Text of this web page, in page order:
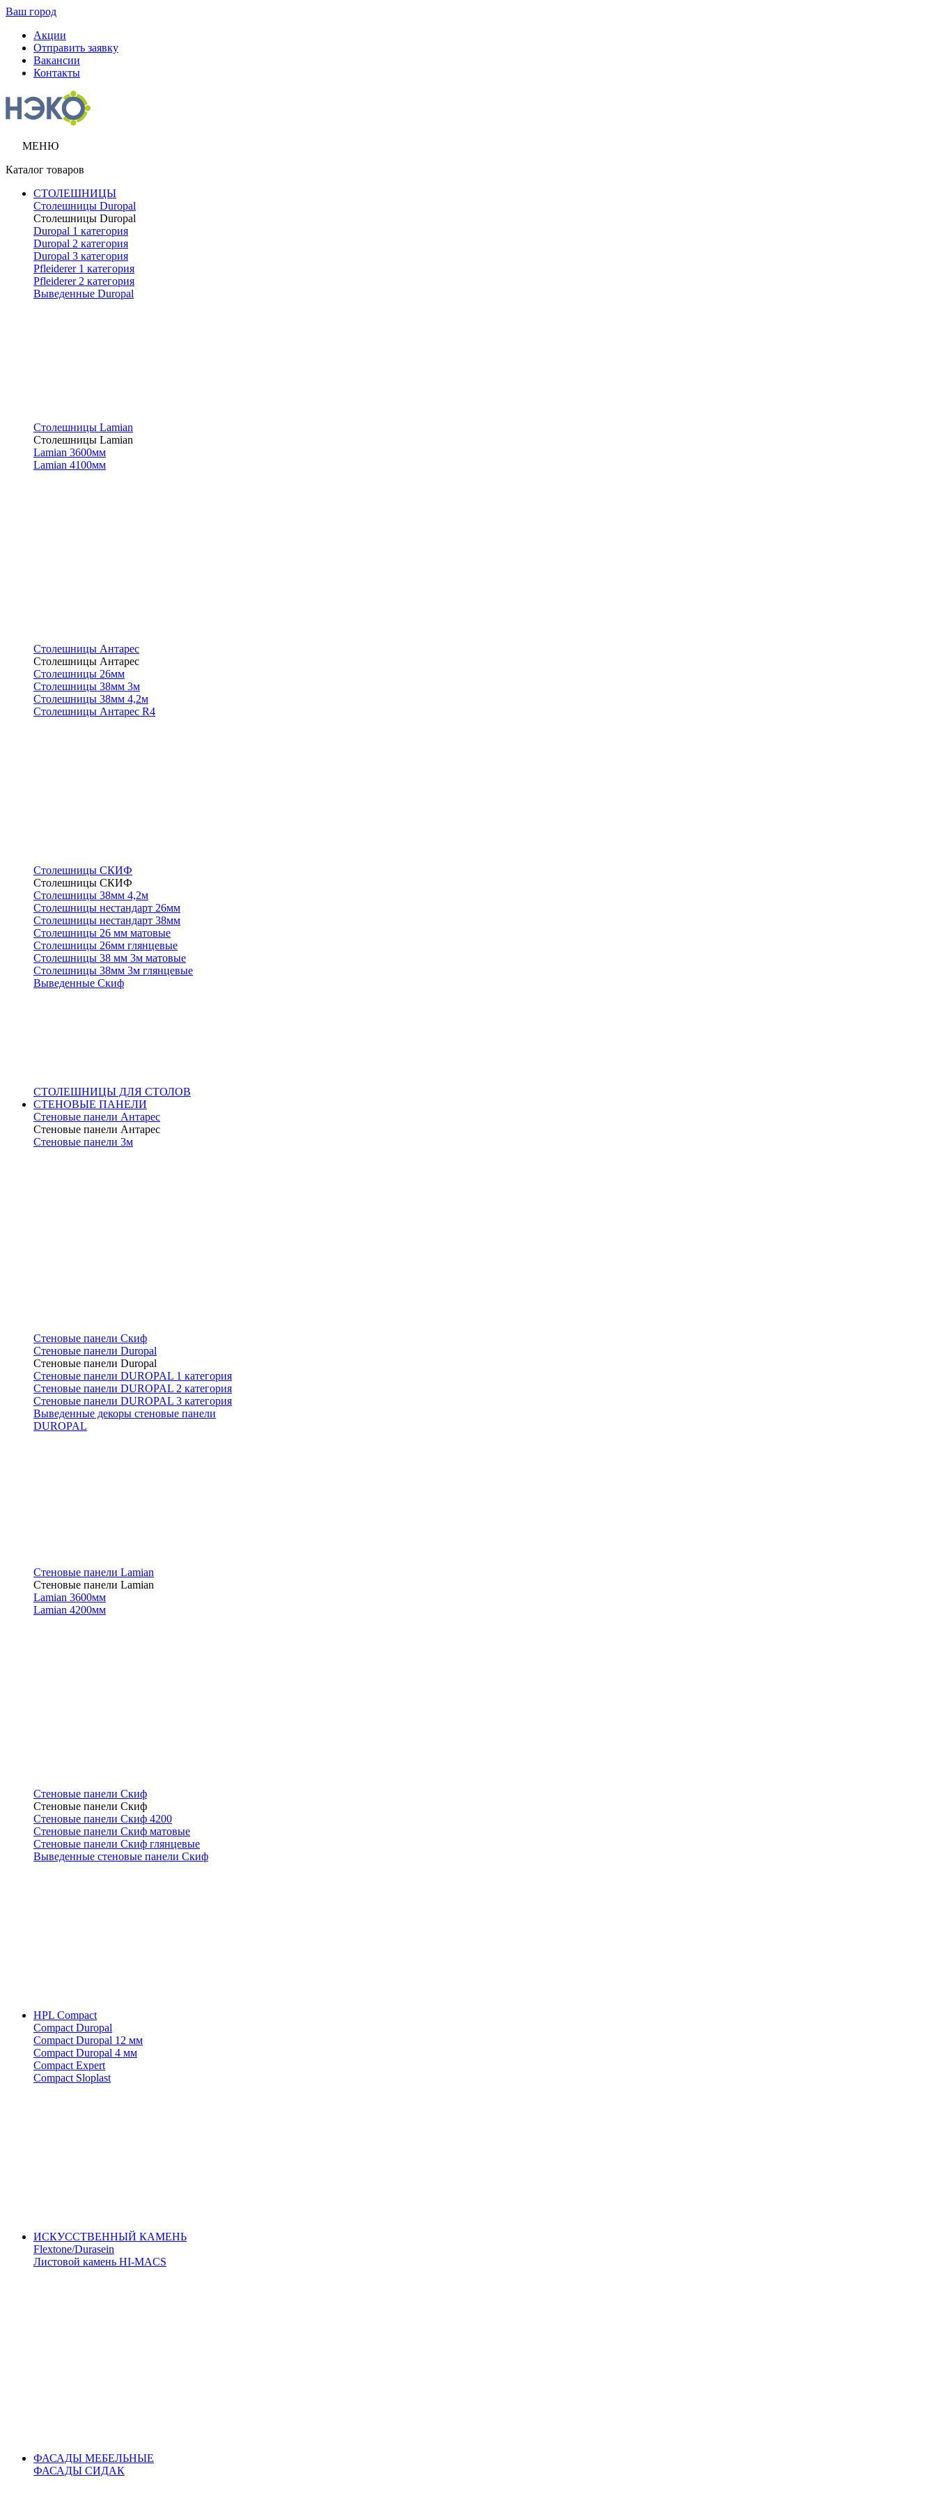
Ваш город
Акции
Отправить заявку
Вакансии
Контакты
МЕНЮ
Каталог товаров
СТОЛЕШНИЦЫ
Столешницы Duropal
Столешницы Duropal
Duropal 1 категория
Duropal 2 категория
Duropal 3 категория
Pfleiderer 1 категория
Pfleiderer 2 категория
Выведенные Duropal
Столешницы Lamian
Столешницы Lamian
Lamian 3600мм
Lamian 4100мм
Столешницы Антарес
Столешницы Антарес
Столешницы 26мм
Столешницы 38мм 3м
Столешницы 38мм 4,2м
Столешницы Антарес R4
Столешницы СКИФ
Столешницы СКИФ
Столешницы 38мм 4,2м
Столешницы нестандарт 26мм
Столешницы нестандарт 38мм
Столешницы 26 мм матовые
Столешницы 26мм глянцевые
Столешницы 38 мм 3м матовые
Столешницы 38мм 3м глянцевые
Выведенные Скиф
СТОЛЕШНИЦЫ ДЛЯ СТОЛОВ
СТЕНОВЫЕ ПАНЕЛИ
Стеновые панели Антарес
Стеновые панели Антарес
Стеновые панели 3м
Стеновые панели Скиф
Стеновые панели Duropal
Стеновые панели Duropal
Стеновые панели DUROPAL 1 категория
Стеновые панели DUROPAL 2 категория
Стеновые панели DUROPAL 3 категория
Выведенные декоры стеновые панели
DUROPAL
Стеновые панели Lamian
Стеновые панели Lamian
Lamian 3600мм
Lamian 4200мм
Стеновые панели Скиф
Стеновые панели Скиф
Стеновые панели Скиф 4200
Стеновые панели Скиф матовые
Стеновые панели Скиф глянцевые
Выведенные стеновые панели Скиф
HPL Compact
Compact Duropal
Compact Duropal 12 мм
Compact Duropal 4 мм
Compact Expert
Compact Sloplast
ИСКУССТВЕННЫЙ КАМЕНЬ
Flextone/Durasein
Листовой камень HI-MACS
ФАСАДЫ МЕБЕЛЬНЫЕ
ФАСАДЫ СИДАК